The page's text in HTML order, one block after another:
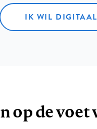
IK WIL DIGITAAL
de voet